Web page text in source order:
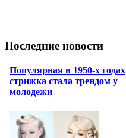
Последние новости
Популярная в 1950-х годах
стрижка стала трендом у
молодежи